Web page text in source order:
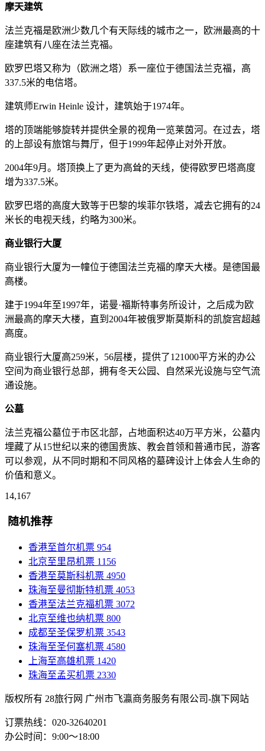
摩天建筑
法兰克福是欧洲少数几个有天际线的城市之一，欧洲最高的十
座建筑有八座在法兰克福。
欧罗巴塔又称为（欧洲之塔）系一座位于德国法兰克福，高
337.5米的电信塔。
建筑师Erwin Heinle 设计，建筑始于1974年。
塔的顶端能够旋转并提供全景的视角一览莱茵河。在过去，塔
的上部设有旅馆与舞厅，但于1999年起停止对外开放。
2004年9月。塔顶换上了更为高耸的天线，使得欧罗巴塔高度
增为337.5米。
欧罗巴塔的高度大致等于巴黎的埃菲尔铁塔，减去它拥有的24
米长的电视天线，约略为300米。
商业银行大厦
商业银行大厦为一幢位于德国法兰克福的摩天大楼。是德国最
高楼。
建于1994年至1997年，诺曼·福斯特事务所设计，之后成为欧
洲最高的摩天大楼，直到2004年被俄罗斯莫斯科的凯旋宫超越
高度。
商业银行大厦高259米，56层楼，提供了121000平方米的办公
空间为商业银行总部，拥有冬天公园、自然采光设施与空气流
通设施。
公墓
法兰克福公墓位于市区北部，占地面积达40万平方米，公墓内
埋藏了从15世纪以来的德国贵族、教会首领和普通市民，游客
可以参观，从不同时期和不同风格的墓碑设计上体会人生命的
价值和意义。
14,167
随机推荐
香港至首尔机票 954
北京至里昂机票 1156
香港至莫斯科机票 4950
珠海至曼彻斯特机票 4053
香港至法兰克福机票 3072
北京至维也纳机票 800
成都至圣保罗机票 3543
珠海至圣何塞机票 4580
上海至高雄机票 1420
珠海至孟买机票 2330
版权所有 28旅行网 广州市飞瀛商务服务有限公司-旗下网站
订票热线：020-32640201
办公时间：9:00～18:00